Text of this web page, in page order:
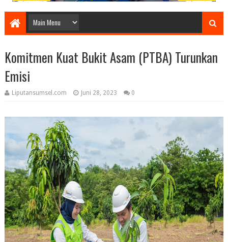
Komitmen Kuat Bukit Asam (PTBA) Turunkan
Emisi
Liputansumsel.com Juni 28, 2023 0